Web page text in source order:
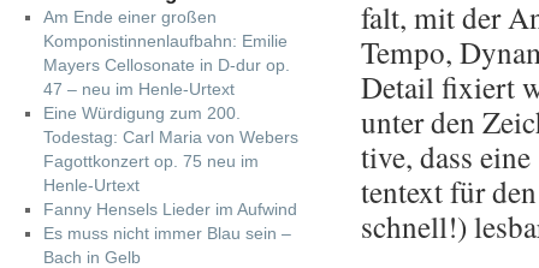
falt, mit der
Tempo,
De­tail fi­xiert
unter den
ti­ve, dass
ten­text für
schnell!)
Am Ende einer großen
Komponistinnenlaufbahn: Emilie
Mayers Cellosonate in D-dur op.
47 – neu im Henle-Urtext
Eine Würdigung zum 200.
Todestag: Carl Maria von Webers
Fagottkonzert op. 75 neu im
Henle-Urtext
Fanny Hensels Lieder im Aufwind
Es muss nicht immer Blau sein –
Bach in Gelb